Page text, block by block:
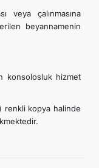
veya çalınmasına
beyannamenin
konsolosluk hizmet
renkli kopya halinde